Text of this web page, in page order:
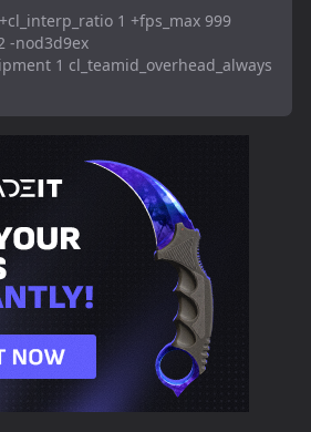
1 +fps_max 999
-nod3d9ex
1 cl_teamid_overhead_always